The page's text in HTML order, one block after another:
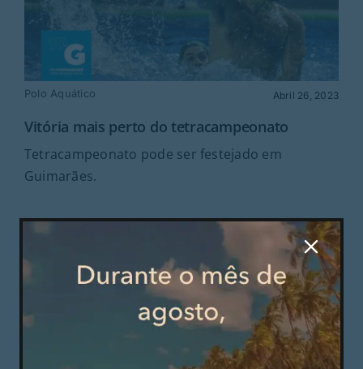
Polo Aquático Abril 26, 2023
Vitória mais perto do tetracampeonato
Tetracampeonato pode ser festejado em
Guimarães.